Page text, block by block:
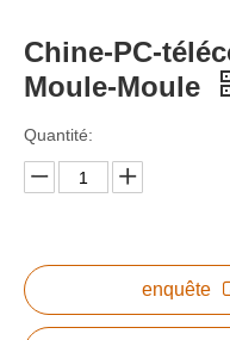
Chine-PC-
Moule-Moule
Quantité:
enquête